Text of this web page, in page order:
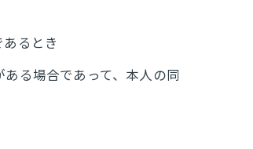
るとき
る場合であって、本人の同